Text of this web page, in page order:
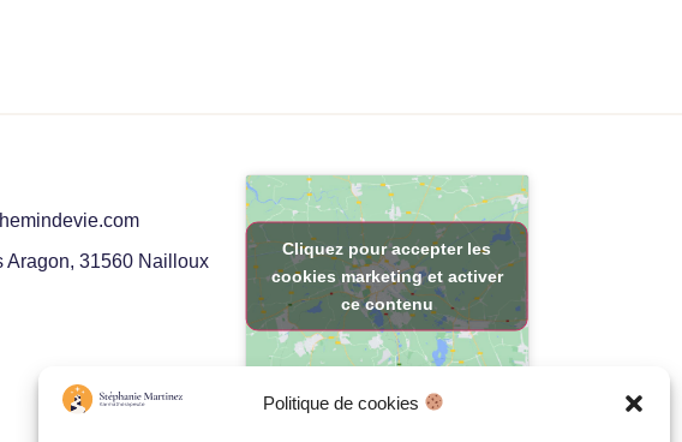
Politique de cookies
Aragon, 31560 Nailloux
Cliquez pour accepter les
cookies marketing et activer
ce contenu